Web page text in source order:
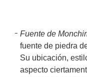
Fuente de
fuente de piedra
Su ubicación,
aspecto